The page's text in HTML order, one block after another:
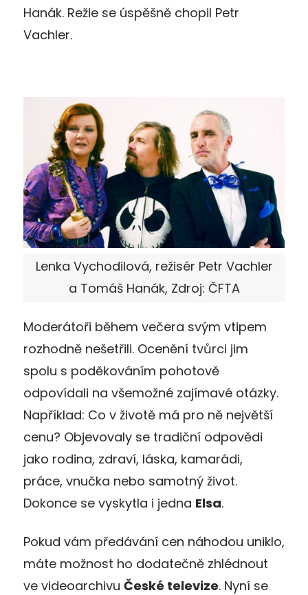
Hanák. Režie se úspěšně chopil Petr
Vachler.
Lenka Vychodilová, režisér Petr Vachler
a Tomáš Hanák, Zdroj: ČFTA
Moderátoři během večera svým vtipem
rozhodně nešetřili. Ocenění tvůrci jim
spolu s poděkováním pohotově
odpovídali na všemožné zajímavé otázky.
Například: Co v životě má pro ně největší
cenu? Objevovaly se tradiční odpovědi
jako rodina, zdraví, láska, kamarádi,
práce, vnučka nebo samotný život.
Dokonce se vyskytla i jedna Elsa.
Pokud vám předávání cen náhodou uniklo,
máte možnost ho dodatečně zhlédnout
ve videoarchivu České televize. Nyní se